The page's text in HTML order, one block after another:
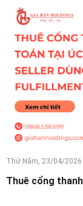
Thứ Năm, 23/04/2026
Thuê cổng